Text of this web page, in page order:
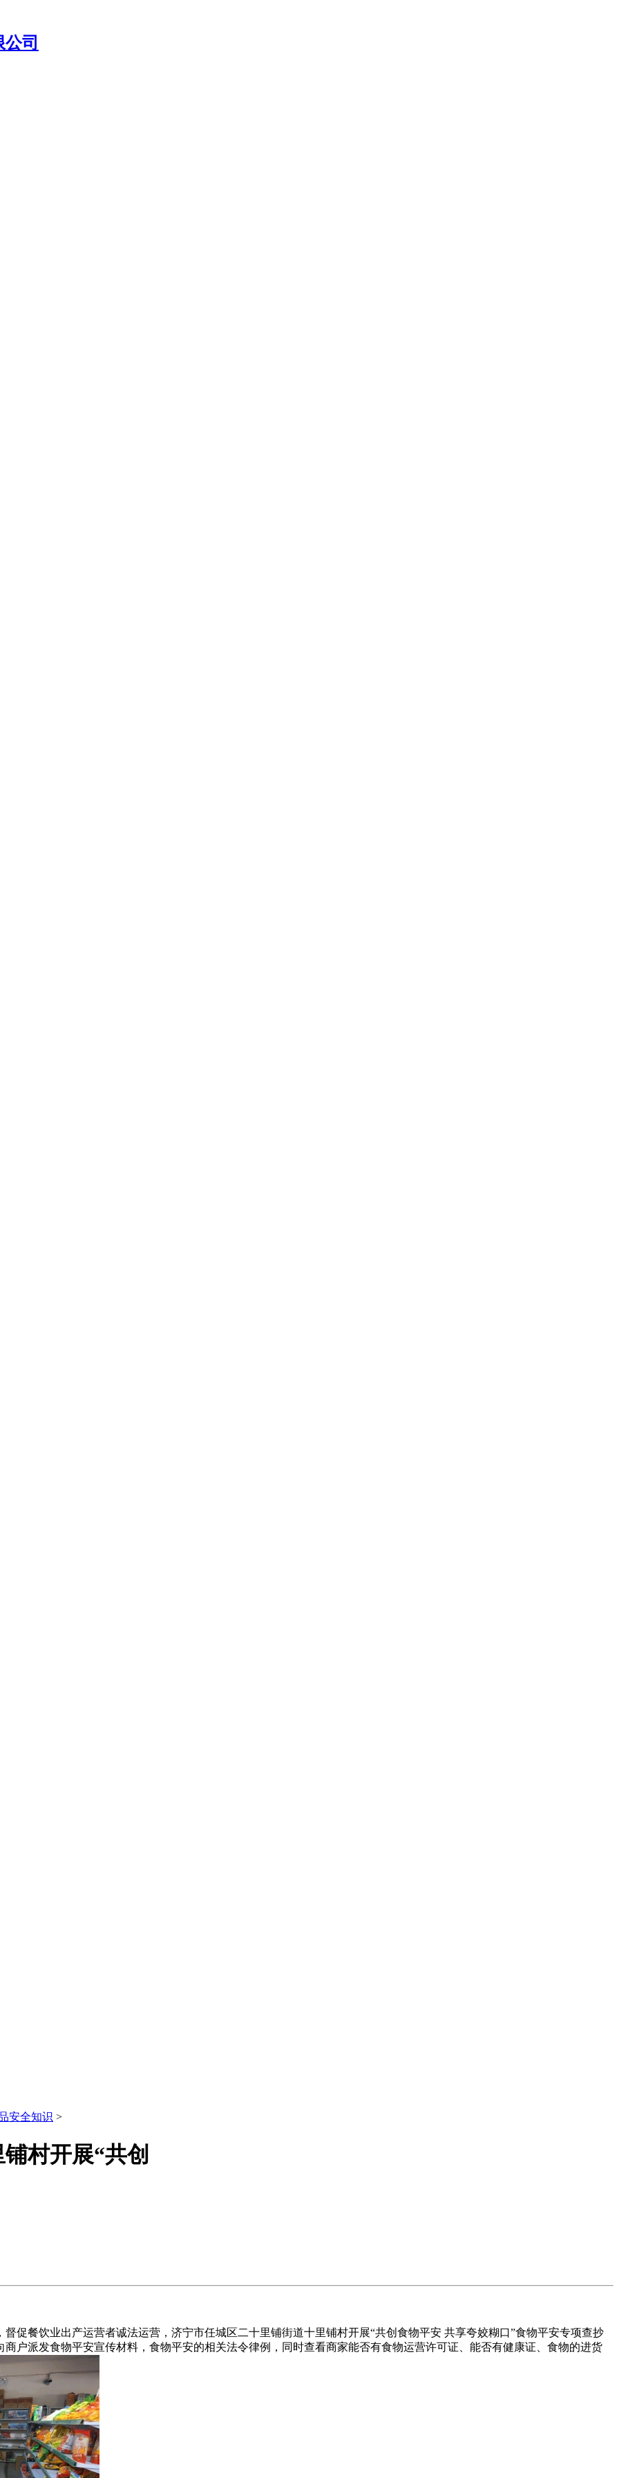
安全知识 >
村开展“共创
餐饮业出产运营者诚法运营，济宁市任城区二十里铺街道十里铺村开展“共创食物平安 共享夸姣糊口”食物平安专项查抄
户派发食物平安宣传材料，食物平安的相关法令律例，同时查看商家能否有食物运营许可证、能否有健康证、食物的进货